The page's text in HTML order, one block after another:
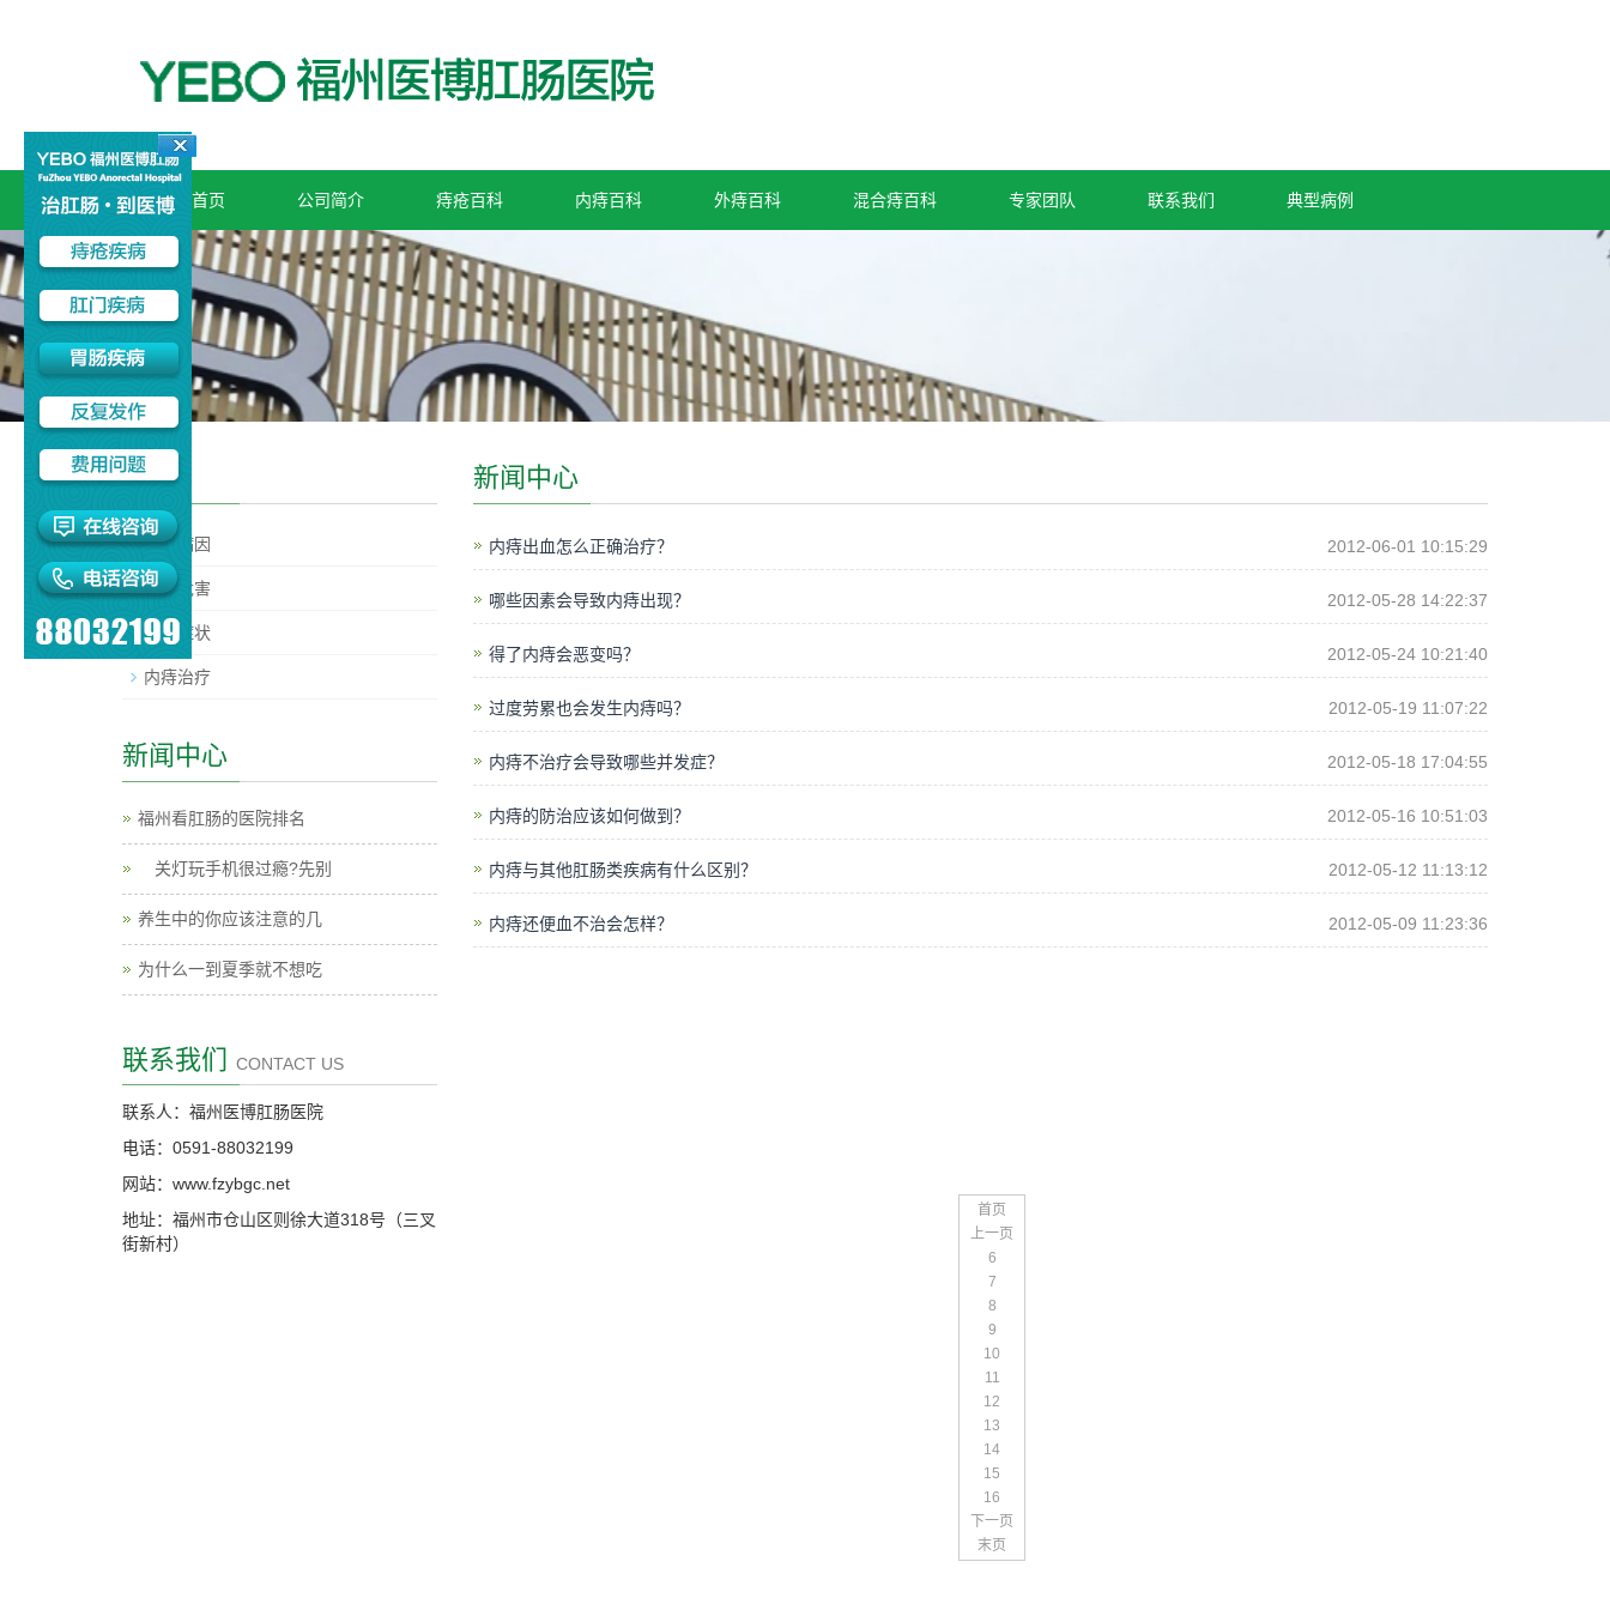
网站首页 公司简介 痔疮百科 内痔百科 外痔百科 混合痔百科 专家团队 联系我们 典型病例
新闻中心
内痔出血怎么正确治疗？ 2012-06-01 10:15:29
哪些因素会导致内痔出现？ 2012-05-28 14:22:37
得了内痔会恶变吗？ 2012-05-24 10:21:40
过度劳累也会发生内痔吗？ 2012-05-19 11:07:22
内痔不治疗会导致哪些并发症？ 2012-05-18 17:04:55
内痔的防治应该如何做到？ 2012-05-16 10:51:03
内痔与其他肛肠类疾病有什么区别？ 2012-05-12 11:13:12
内痔还便血不治会怎样？ 2012-05-09 11:23:36
首页
上一页
6
7
8
9
10
11
12
13
14
15
16
下一页
末页
内痔
内痔病因
内痔危害
内痔症状
内痔治疗
新闻中心
福州看肛肠的医院排名
关灯玩手机很过瘾?先别
养生中的你应该注意的几
为什么一到夏季就不想吃
联系我们 CONTACT US
联系人：福州医博肛肠医院
电话：0591-88032199
网站：www.fzybgc.net
地址：福州市仓山区则徐大道318号（三叉
街新村）